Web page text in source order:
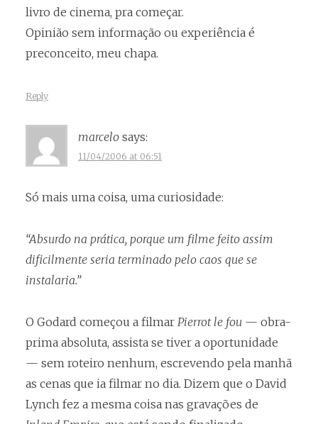
livro de cinema, pra começar.
Opinião sem informação ou experiência é
preconceito, meu chapa.
Reply
marcelo says:
11/04/2006 at 06:51
Só mais uma coisa, uma curiosidade:
“Absurdo na prática, porque um filme feito assim
dificilmente seria terminado pelo caos que se
instalaria.”
O Godard começou a filmar Pierrot le fou — obra-
prima absoluta, assista se tiver a oportunidade
— sem roteiro nenhum, escrevendo pela manhã
as cenas que ia filmar no dia. Dizem que o David
Lynch fez a mesma coisa nas gravações de